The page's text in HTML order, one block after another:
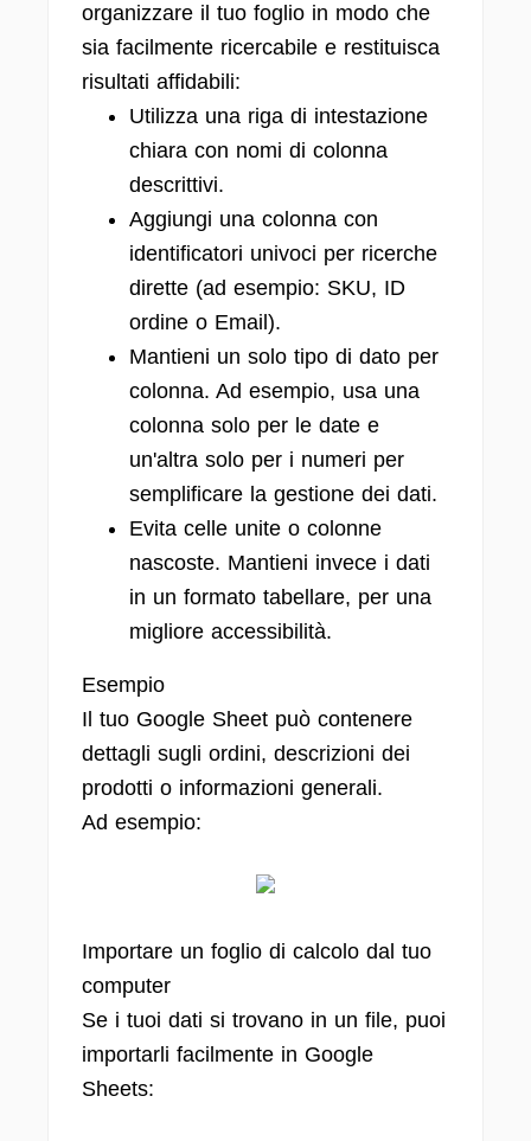
organizzare il tuo foglio in modo che
sia facilmente ricercabile e restituisca
risultati affidabili:
Utilizza una riga di intestazione
chiara con nomi di colonna
descrittivi.
Aggiungi una colonna con
identificatori univoci per ricerche
dirette (ad esempio: SKU, ID
ordine o Email).
Mantieni un solo tipo di dato per
colonna. Ad esempio, usa una
colonna solo per le date e
un'altra solo per i numeri per
semplificare la gestione dei dati.
Evita celle unite o colonne
nascoste. Mantieni invece i dati
in un formato tabellare, per una
migliore accessibilità.
Esempio
Il tuo Google Sheet può contenere
dettagli sugli ordini, descrizioni dei
prodotti o informazioni generali.
Ad esempio:
Importare un foglio di calcolo dal tuo
computer
Se i tuoi dati si trovano in un file, puoi
importarli facilmente in Google
Sheets: